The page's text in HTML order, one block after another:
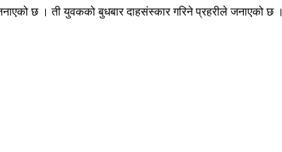
छ । ती युवकको बुधबार दाहसंस्कार गरिने प्रहरीले जनाएको छ ।